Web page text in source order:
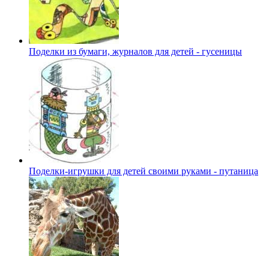
Поделки из бумаги, журналов для детей - гусеницы
Поделки-игрушки для детей своими руками - путаница